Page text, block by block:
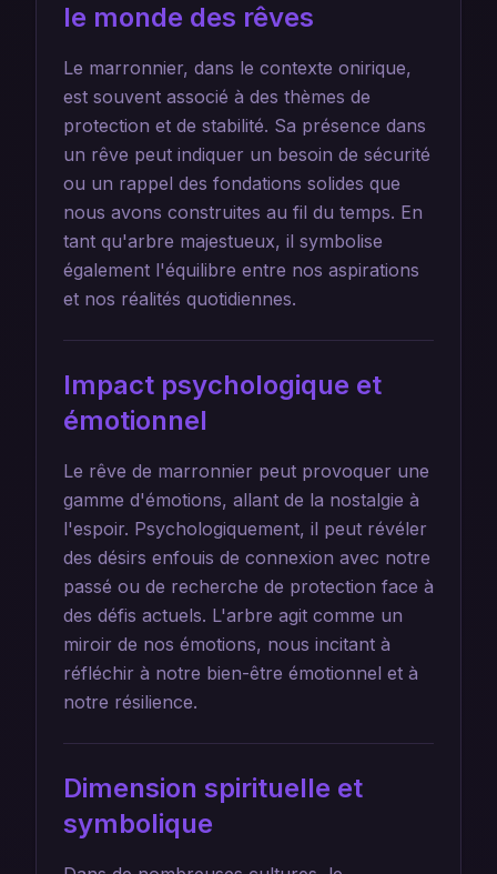
le monde des rêves
Le marronnier, dans le contexte onirique,
est souvent associé à des thèmes de
protection et de stabilité. Sa présence dans
un rêve peut indiquer un besoin de sécurité
ou un rappel des fondations solides que
nous avons construites au fil du temps. En
tant qu'arbre majestueux, il symbolise
également l'équilibre entre nos aspirations
et nos réalités quotidiennes.
Impact psychologique et
émotionnel
Le rêve de marronnier peut provoquer une
gamme d'émotions, allant de la nostalgie à
l'espoir. Psychologiquement, il peut révéler
des désirs enfouis de connexion avec notre
passé ou de recherche de protection face à
des défis actuels. L'arbre agit comme un
miroir de nos émotions, nous incitant à
réfléchir à notre bien-être émotionnel et à
notre résilience.
Dimension spirituelle et
symbolique